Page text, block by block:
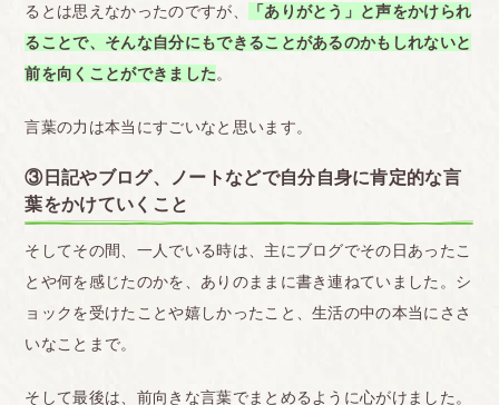
るとは思えなかったのですが、
「ありがとう」と声をかけられ
ることで、そんな自分にもできることがあるのかもしれないと
前を向くことができました。
言葉の力は本当にすごいなと思います。
③日記やブログ、ノートなどで自分自身に肯定的な言
葉をかけていくこと
そしてその間、一人でいる時は、主にブログでその日あったこ
とや何を感じたのかを、ありのままに書き連ねていました。シ
ョックを受けたことや嬉しかったこと、生活の中の本当にささ
いなことまで。
そして最後は、前向きな言葉でまとめるように心がけました。